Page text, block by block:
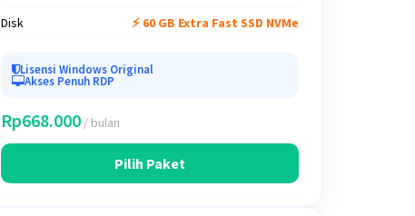
Disk
⚡ 60 GB Extra Fast SSD NVMe
Lisensi Windows Original
Akses Penuh RDP
Rp668.000 / bulan
Pilih Paket